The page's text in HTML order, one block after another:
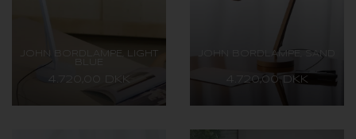
JOHN BORDLAMPE, LIGHT
4.720,00 DKK
JOHN BORDLAMPE, SAND
4.720,00 DKK